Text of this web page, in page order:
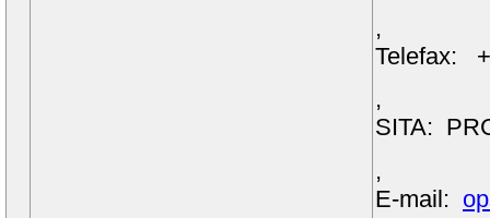
,
Telefax:
,
SITA:
,
E-mail: